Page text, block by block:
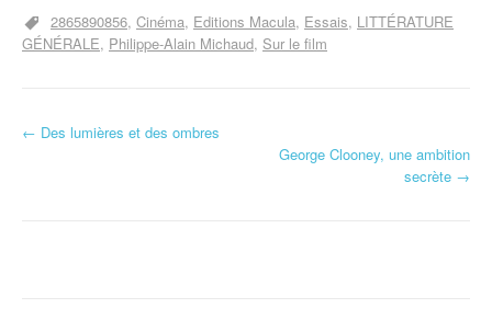
2865890856 Cinéma Editions Macula Essais LITTÉRATURE
GÉNÉRALE Philippe-Alain Michaud Sur le film
Navigation d'article
← Des lumières et des ombres
George Clooney, une ambition
secrète →